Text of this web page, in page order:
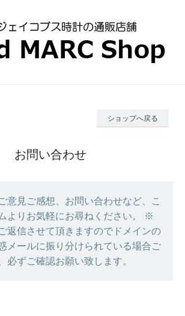
ショップへ戻る
お問い合わせ
意見ご感想、お問い合わせなど、こ
よりお気軽にお尋ねください。 ※
返信させて頂きますのでドメインの
メールに振り分けられている場合ご
必ずご確認お願い致します。